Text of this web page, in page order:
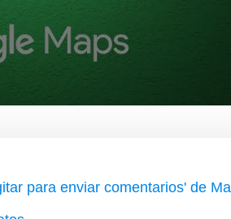
para enviar comentarios' de